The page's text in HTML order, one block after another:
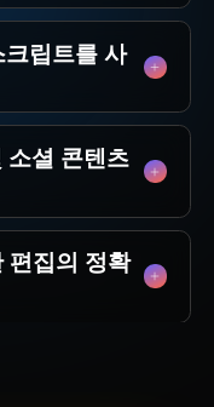
작업을 처리합니
디오 내용을 설
술은 필요하지 않
을 장면 전환, 카
합니다.
립트를 사
하거나 스크립
수 있습니다.
사용하여 비디
도록 유지합니
소셜 콘텐츠
일 아이디어로
생성할 수 있습니
물을 여러 형식
편집의 정확